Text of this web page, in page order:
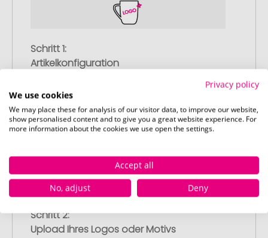
Schritt 1:
Artikelkonfiguration
Werbeartikel aus und passen Sie diese
nach Ihren Vorstellungen an.
Anschließend legen Sie die konfigurierten
Artikel in Ihren Warenkorb.
Schritt 2:
Upload Ihres Logos oder Motivs
Privacy policy
We use cookies
We may place these for analysis of our visitor data, to improve our website,
show personalised content and to give you a great website experience. For
more information about the cookies we use open the settings.
Accept all
No, adjust
Deny